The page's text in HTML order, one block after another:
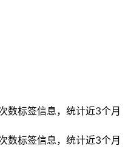
数标签信息，统计近3个月
数标签信息，统计近3个月